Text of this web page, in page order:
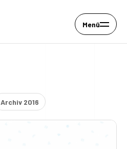
Menü
Archiv 2016